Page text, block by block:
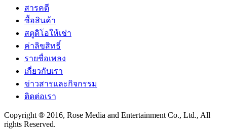
สารคดี
ซื้อสินค้า
สตูดิโอให้เช่า
ค่าลิขสิทธิ์
รายชื่อเพลง
เกี่ยวกับเรา
ข่าวสารและกิจกรรม
ติดต่อเรา
Copyright ® 2016, Rose Media and Entertainment Co., Ltd., All
rights Reserved.